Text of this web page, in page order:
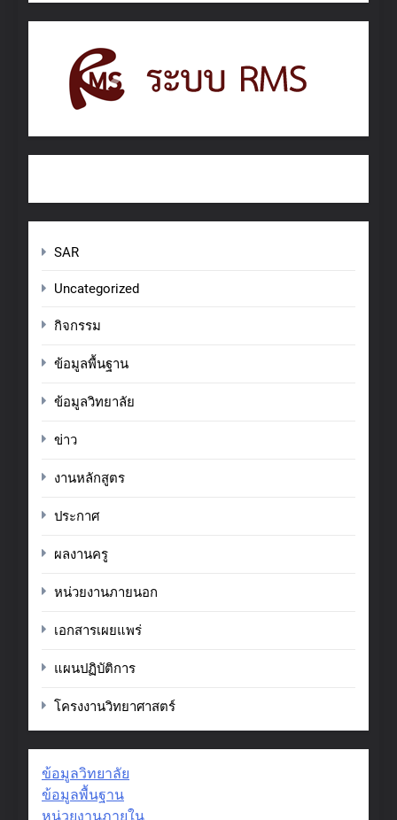
SAR
Uncategorized
กิจกรรม
ข้อมูลพื้นฐาน
ข้อมูลวิทยาลัย
ข่าว
งานหลักสูตร
ประกาศ
ผลงานครู
หน่วยงานภายนอก
เอกสารเผยแพร่
แผนปฏิบัติการ
โครงงานวิทยาศาสตร์
ข้อมูลวิทยาลัย
ข้อมูลพื้นฐาน
หน่วยงานภายใน